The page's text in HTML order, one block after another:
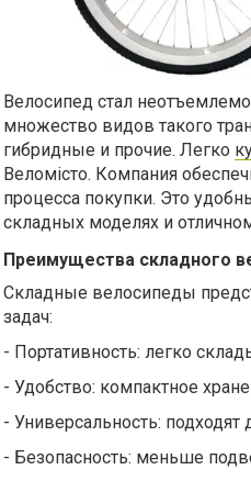
Велосипед стал
множество видов такого
гибридные и прочие. Легко
Веломісто. Компания
процесса покупки. Это
складных моделях и
Преимущества складного
Складные велосипеды
задач:
- Портативность: легко
- Удобство: компактное
- Универсальность:
- Безопасность: меньше